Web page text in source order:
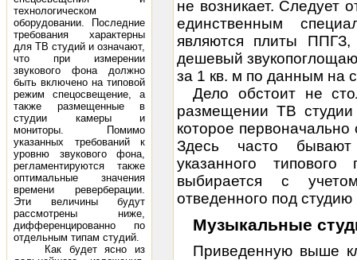
технологическом
оборудовании. Последние
требования характерны
для ТВ студий и означают,
что при измерении
звукового фона должно
быть включено на типовой
режим спецосвещение, а
также размещенные в
студии камеры и
мониторы. Помимо
указанных требований к
уровню звукового фона,
регламентируются также
оптимальные значения
времени реверберации.
Эти величины будут
рассмотрены ниже,
дифференцированно по
отдельным типам студий.
Как будет ясно из
не возникает. Следует
единственным
являются плиты
дешевый
за 1 кв. м по данным на
Дело обстоит не
размещении ТВ
которое
Здесь часто бывают
указанного
выбирается с
отведенного под
Музыкальные
Приведенную выше